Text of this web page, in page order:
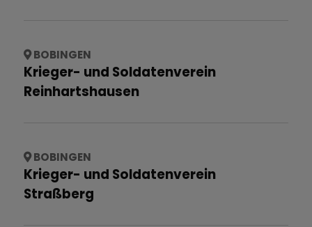
BOBINGEN
Krieger- und Soldatenverein
Reinhartshausen
BOBINGEN
Krieger- und Soldatenverein
Straßberg